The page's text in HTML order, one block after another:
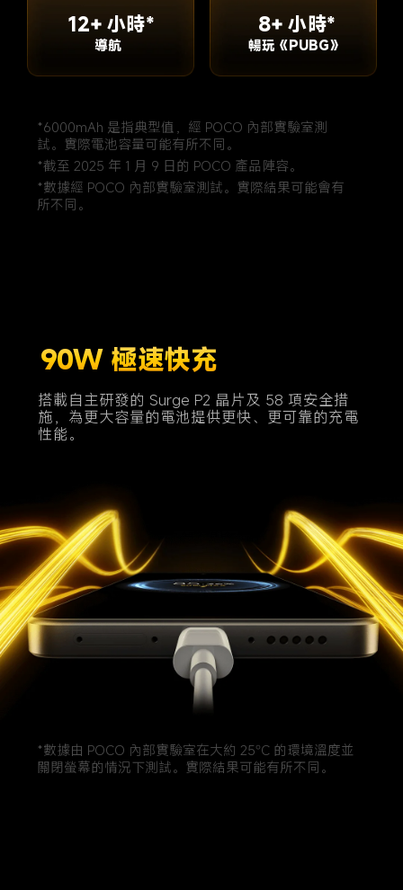
12+ 小時*
導航
8+ 小時*
暢玩《PUBG》
*6000mAh 是指典型值，經 POCO 內部實驗室測
試。實際電池容量可能有所不同。
*截至 2025 年 1 月 9 日的 POCO 產品陣容。
*數據經 POCO 內部實驗室測試。實際結果可能會有
所不同。
90W 極速快充
搭載自主研發的 Surge P2 晶片及 58 項安全措
施，為更大容量的電池提供更快、更可靠的充電
性能。
*數據由 POCO 內部實驗室在大約 25°C 的環境溫度並
關閉螢幕的情況下測試。實際結果可能有所不同。